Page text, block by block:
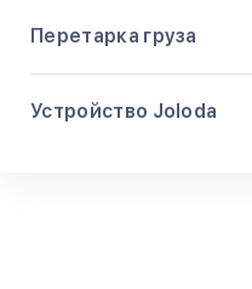
Перетарка груза
Устройство Joloda